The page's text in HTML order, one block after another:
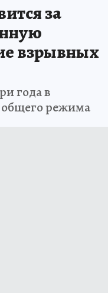
за
взрывных
года в
режима